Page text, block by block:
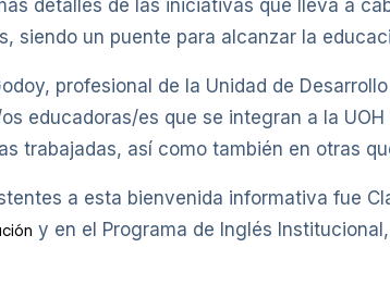
detalles de las iniciativas que lleva a
siendo un puente para alcanzar la
profesional de la Unidad de
educadoras/es que se integran a la
trabajadas, así como también en otras
a esta bienvenida informativa fue
y en el Programa de Inglés